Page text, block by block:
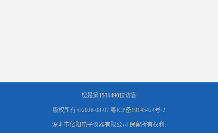
您是第1531490位访客
版权所有 ©2026-08-07 粤ICP备19145424号-2
深圳市亿阳电子仪器有限公司 保留所有权利.